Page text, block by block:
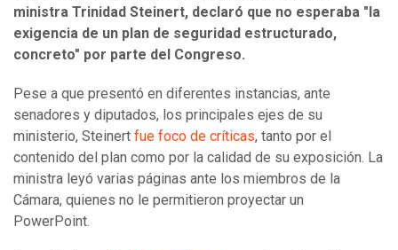
ministra Trinidad Steinert, declaró que no esperaba "la
exigencia de un plan de seguridad estructurado,
concreto" por parte del Congreso.
Pese a que presentó en diferentes instancias, ante
senadores y diputados, los principales ejes de su
ministerio, Steinert fue foco de críticas, tanto por el
contenido del plan como por la calidad de su exposición. La
ministra leyó varias páginas ante los miembros de la
Cámara, quienes no le permitieron proyectar un
PowerPoint.